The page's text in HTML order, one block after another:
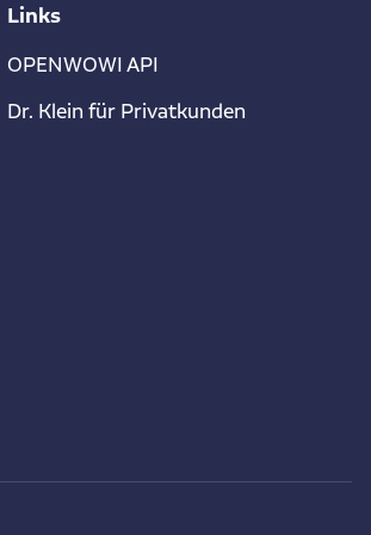
Links
OPENWOWI API
Dr. Klein für Privatkunden